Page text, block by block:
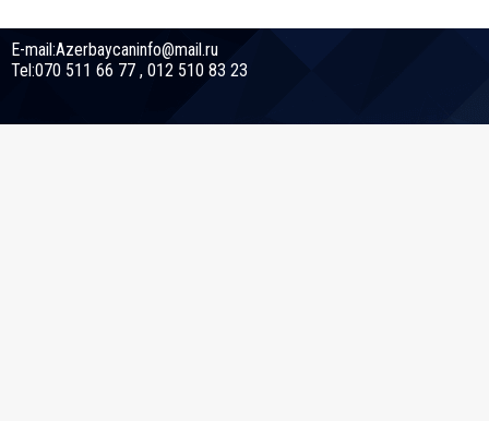
E-mail:Azerbaycaninfo@mail.ru
Tel:070 511 66 77 , 012 510 83 23